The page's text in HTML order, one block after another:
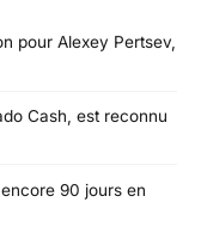
pour Alexey Pertsev,
Cash, est reconnu
90 jours en